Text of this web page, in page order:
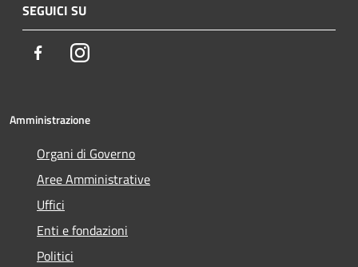
SEGUICI SU
FacebookInstagram
Amministrazione
Organi di Governo
Aree Amministrative
Uffici
Enti e fondazioni
Politici